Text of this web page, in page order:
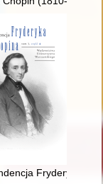
Fryderyka